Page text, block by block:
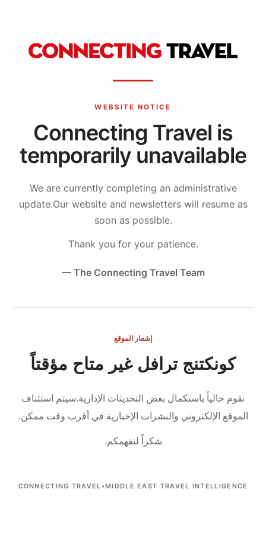
WEBSITE NOTICE
Connecting Travel is
temporarily unavailable
We are currently completing an administrative
update.Our website and newsletters will resume as
soon as possible.
Thank you for your patience.
— The Connecting Travel Team
إشعار الموقع
كونكتنج ترافل غير متاح مؤقتاً
نقوم حالياً باستكمال بعض التحديثات الإدارية.سيتم استئناف
الموقع الإلكتروني والنشرات الإخبارية في أقرب وقت ممكن.
شكراً لتفهمكم.
CONNECTING TRAVEL •MIDDLE EAST TRAVEL INTELLIGENCE